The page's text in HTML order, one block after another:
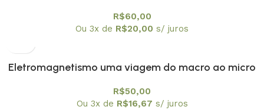
R$60,00
Ou 3x de R$20,00 s/ juros
Eletromagnetismo uma viagem do macro ao micro
R$50,00
Ou 3x de R$16,67 s/ juros